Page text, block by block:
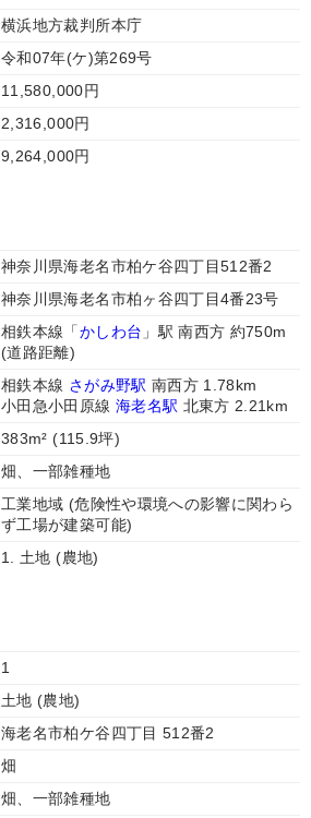
横浜地方裁判所本庁
令和07年(ケ)第269号
11,580,000円
2,316,000円
9,264,000円
神奈川県海老名市柏ケ谷四丁目512番2
神奈川県海老名市柏ヶ谷四丁目4番23号
相鉄本線「かしわ台 」駅 南西方 約750m
(道路距離)
相鉄本線 さがみ野駅 南西方 1.78km
小田急小田原線 海老名駅 北東方 2.21km
383m² (115.9坪)
畑、一部雑種地
工業地域 (危険性や環境への影響に関わら
ず工場が建築可能)
1. 土地 (農地)
1
土地 (農地)
海老名市柏ケ谷四丁目 512番2
畑
畑、一部雑種地